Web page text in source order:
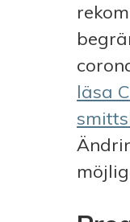
läsa